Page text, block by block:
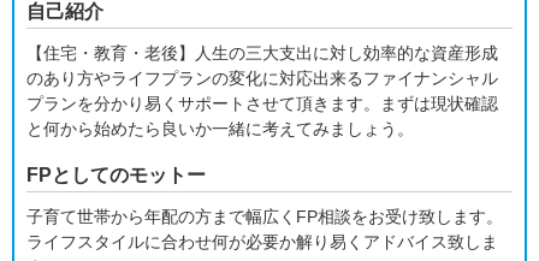
自己紹介
【住宅・教育・老後】人生の三大支出に対し効率的な資産形成
のあり方やライフプランの変化に対応出来るファイナンシャル
プランを分かり易くサポートさせて頂きます。まずは現状確認
と何から始めたら良いか一緒に考えてみましょう。
FPとしてのモットー
子育て世帯から年配の方まで幅広くFP相談をお受け致します。
ライフスタイルに合わせ何が必要か解り易くアドバイス致しま